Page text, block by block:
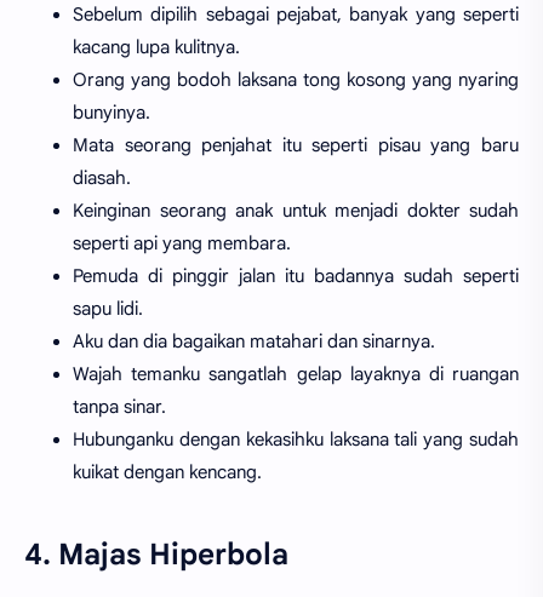
Sebelum dipilih sebagai pejabat, banyak yang seperti
kacang lupa kulitnya.
Orang yang bodoh laksana tong kosong yang nyaring
bunyinya.
Mata seorang penjahat itu seperti pisau yang baru
diasah.
Keinginan seorang anak untuk menjadi dokter sudah
seperti api yang membara.
Pemuda di pinggir jalan itu badannya sudah seperti
sapu lidi.
Aku dan dia bagaikan matahari dan sinarnya.
Wajah temanku sangatlah gelap layaknya di ruangan
tanpa sinar.
Hubunganku dengan kekasihku laksana tali yang sudah
kuikat dengan kencang.
4. Majas Hiperbola